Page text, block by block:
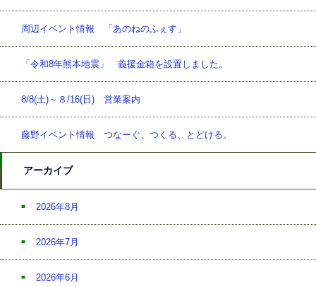
周辺イベント情報 「あのねのふぇす」
「令和8年熊本地震」 義援金箱を設置しました。
8/8(土)～８/16(日) 営業案内
藤野イベント情報 つなーぐ、つくる、とどける。
アーカイブ
2026年8月
2026年7月
2026年6月